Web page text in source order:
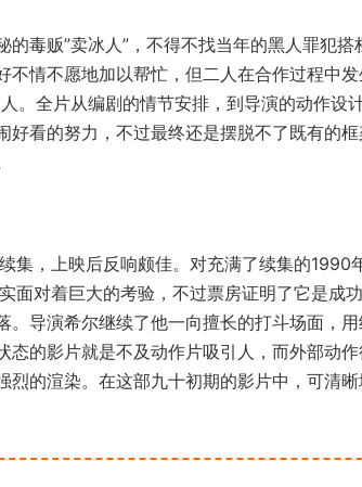
毒贩”卖冰人”，不得不找当年的黑人罪犯搭
不情不愿地加以帮忙，但二人在合作过程中
。全片从编剧的情节安排，到导演的动作设
好看的努力，不过最终还是摆脱不了既有的
，上映后反响颇佳。对充满了续集的1990
面对着巨大的考验，不过票房证明了它是成
。导演希尔继续了他一向擅长的打斗场面，
态的影片就是不及动作片吸引人，而外部动
烈的渲染。在这部九十初期的影片中，可清